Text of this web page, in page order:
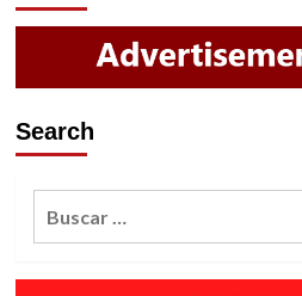
Search